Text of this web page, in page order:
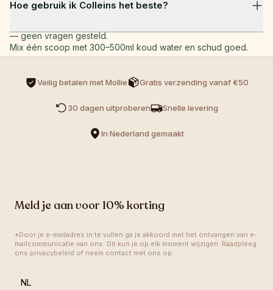
welke reden dan ook niet tevreden bent, neem dan contact
— geen vragen gesteld.
Hoe gebruik ik Colleins het beste?
Mix één scoop met 300–500ml koud water en schud goed.
workout. Consistentie is de sleutel — voor de beste resultaten
gebruik je het elke dag.
Veilig betalen met Mollie Gratis verzending vanaf €50
30 dagen uitproberen Snelle levering
In Nederland gemaakt
Meld je aan voor 10% korting
*Door je e-mailadres in te vullen ga je akkoord met het ontvangen van e-
mailcommunicatie van ons. Dit kun je op elk moment wijzigen. Raadpleeg
ons privacybeleid of neem contact met ons op.
NL